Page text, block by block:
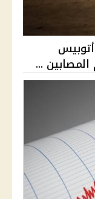
حادث أتوبيس
...